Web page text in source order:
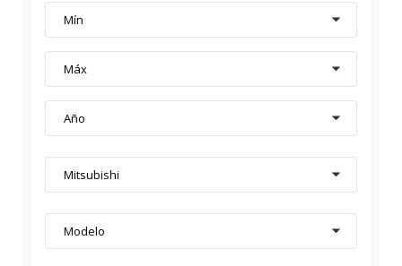
Mín
Máx
Año
Mitsubishi
Modelo